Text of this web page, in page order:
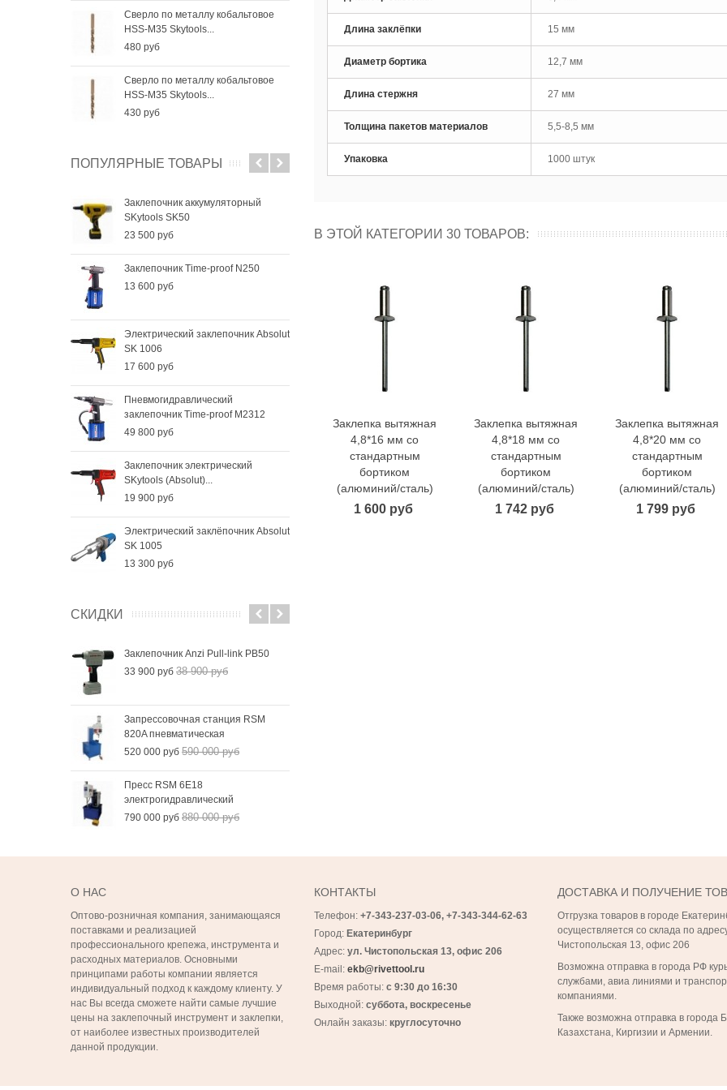
Сверло по металлу кобальтовое
HSS-M35 Skytools...
480 руб
Сверло по металлу кобальтовое
HSS-M35 Skytools...
430 руб
Сверло по металлу кобальтовое
HSS-M35 Skytools...
256 руб
Сверло по металлу кобальтовое
HSS-M35 Skytools...
184 руб
ПОПУЛЯРНЫЕ ТОВАРЫ
Заклепочник аккумуляторный
SKytools SK50
23 500 руб
Заклепочник Time-proof N250
13 600 руб
Электрический заклепочник Absolut
SK 1006
17 600 руб
Пневмогидравлический
заклепочник Time-proof M2312
49 800 руб
Заклепочник электрический
SKytools (Absolut)...
19 900 руб
Электрический заклёпочник Absolut
SK 1005
13 300 руб
СКИДКИ
Заклепочник Anzi Pull-link PB50
33 900 руб 38 900 руб
Запрессовочная станция RSM
820A пневматическая
520 000 руб 590 000 руб
Пресс RSM 6Е18
электрогидравлический
790 000 руб 880 000 руб
Длина заклёпки 15 мм
Диаметр бортика 12,7 мм
Длина стержня 27 мм
Толщина пакетов материалов 5,5-8,5 мм
Упаковка 1000 штук
В ЭТОЙ КАТЕГОРИИ 30 ТОВАРОВ:
В корзину
Заклепка вытяжная
4,8*16 мм со
стандартным
бортиком
(алюминий/сталь)
1 600 руб
В корзину
Заклепка вытяжная
4,8*18 мм со
стандартным
бортиком
(алюминий/сталь)
1 742 руб
В корзину
Заклепка вытяжная
4,8*20 мм со
стандартным
бортиком
(алюминий/сталь)
1 799 руб
О НАС
Оптово-розничная компания, занимающаяся
поставками и реализацией
профессионального крепежа, инструмента и
расходных материалов. Основными
принципами работы компании является
индивидуальный подход к каждому клиенту. У
нас Вы всегда сможете найти самые лучшие
цены на заклепочный инструмент и заклепки,
от наиболее известных производителей
данной продукции.
КОНТАКТЫ
Телефон: +7-343-237-03-06, +7-343-344-62-63
Город: Екатеринбург
Адрес: ул. Чистопольская 13, офис 206
E-mail: ekb@rivettool.ru
Время работы: с 9:30 до 16:30
Выходной: суббота, воскресенье
Онлайн заказы: круглосуточно
ДОСТАВКА И ПОЛУЧЕНИЕ
Отгрузка товаров в городе
осуществляется со склада по
Чистопольская 13, офис 206
Возможна отправка в города РФ
службами, авиа линиями и
компаниями.
Также возможна отправка в города
Казахстана, Киргизии и Армении.